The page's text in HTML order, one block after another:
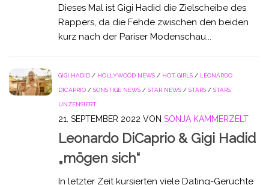
Dieses Mal ist Gigi Hadid die Zielscheibe des
Rappers, da die Fehde zwischen den beiden
kurz nach der Pariser Modenschau...
GIGI HADID / HOLLYWOOD NEWS / HOT-GIRLS / LEONARDO
DICAPRIO / SONSTIGE NEWS / STAR NEWS / STARS / STARS
UNZENSIERT
21. SEPTEMBER 2022 VON SONJA KAMMERZELT
Leonardo DiCaprio & Gigi Hadid
„mögen sich“
In letzter Zeit kursierten viele Dating-Gerüchte